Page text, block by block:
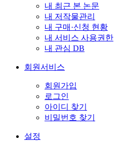
내 최근 본 논문
내 저작물관리
내 구매·신청 현황
내 서비스 사용권한
내 관심 DB
회원서비스
회원가입
로그인
아이디 찾기
비밀번호 찾기
설정